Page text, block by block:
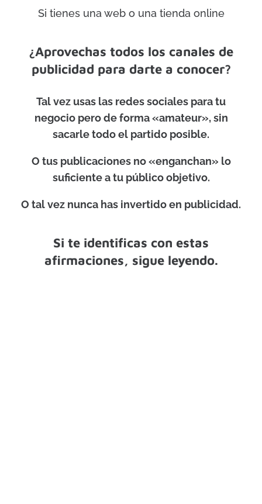
Si tienes una web o una tienda online
¿Aprovechas todos los canales de
publicidad para darte a conocer?
Tal vez usas las redes sociales para tu
negocio pero de forma «amateur», sin
sacarle todo el partido posible.
O tus publicaciones no «enganchan» lo
suficiente a tu público objetivo.
O tal vez nunca has invertido en publicidad.
Si te identificas con estas
afirmaciones, sigue leyendo.